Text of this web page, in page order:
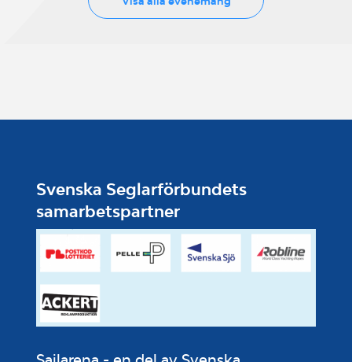
Svenska Seglarförbundets
samarbetspartner